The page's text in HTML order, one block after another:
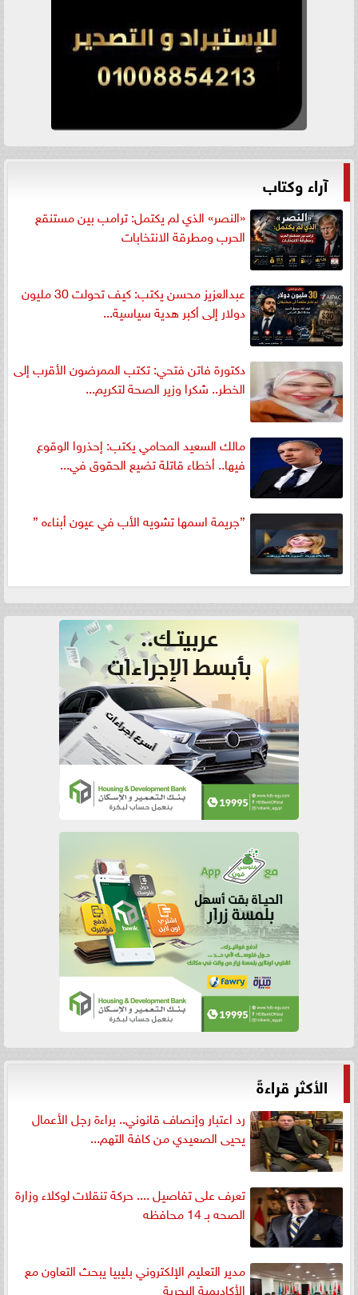
آراء وكتاب
«النصر» الذي لم يكتمل: ترامب بين مستنقع
الحرب ومطرقة الانتخابات
عبدالعزيز محسن يكتب: كيف تحولت 30 مليون
دولار إلى أكبر هدية سياسية...
دكتورة فاتن فتحي: تكتب الممرضون الأقرب إلى
الخطر.. شكرا وزير الصحة لتكريم...
مالك السعيد المحامي يكتب: إحذروا الوقوع
فيها.. أخطاء قاتلة تضيع الحقوق في...
”جريمة اسمها تشويه الأب في عيون أبناءه ”
الأكثر قراءةً
رد اعتبار وإنصاف قانوني.. براءة رجل الأعمال
يحيى الصعيدي من كافة التهم...
تعرف على تفاصيل .... حركة تنقلات لوكلاء وزارة
الصحه بـ 14 محافظه
مدير التعليم الإلكتروني بليبيا يبحث التعاون مع
الأكاديمية البحرية